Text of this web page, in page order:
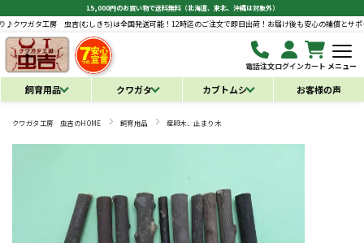
15,000円のお買い物で送料無料（北海道、東北、沖縄は対象外）
工房 虫吉(むしきち)は全国発送可能！12時迄のご注文で即日出荷！お届け後も安心の補償とサポートあり♪
電話注文ログインカート メニュー
飼育用品 クワガタ カブトムシ お客様の声
クワガタ工房 虫吉のHOME 飼育用品 産卵木、止まり木